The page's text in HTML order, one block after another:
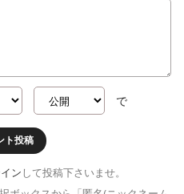
で
ト投稿
ン して投稿下さいませ。